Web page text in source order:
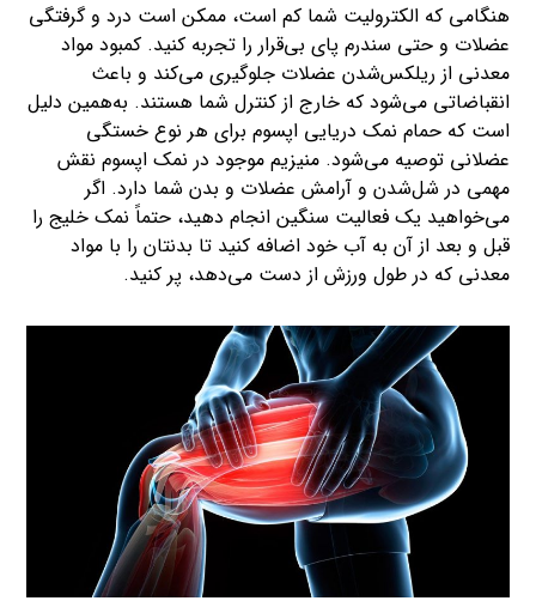
هنگامی که الکترولیت شما کم است، ممکن است درد و گرفتگی
عضلات و حتی سندرم پای بی‌قرار را تجربه کنید. کمبود مواد
معدنی از ریلکس‌شدن عضلات جلوگیری می‌کند و باعث
انقباضاتی می‌شود که خارج از کنترل شما هستند. به‌همین دلیل
است که حمام نمک دریایی اپسوم برای هر نوع خستگی
عضلانی توصیه می‌شود. منیزیم موجود در نمک اپسوم نقش
مهمی در شل‌شدن و آرامش عضلات و بدن شما دارد. اگر
می‌خواهید یک فعالیت سنگین انجام دهید، حتماً نمک خلیج را
قبل و بعد از آن به آب خود اضافه کنید تا بدنتان را با مواد
معدنی که در طول ورزش از دست می‌دهد، پر کنید.